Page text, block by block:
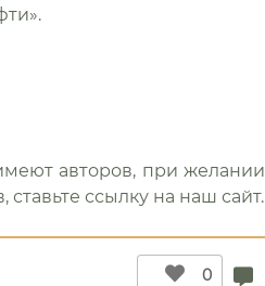
авторов, при желании
ссылку на наш сайт.
0